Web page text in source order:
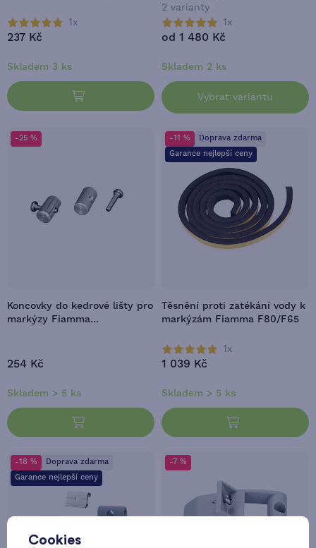
1x
237 Kč
Skladem 3 ks
2 varianty
1x
od 1 480 Kč
Skladem 2 ks
Vybrat variantu
-25 %
Koncovky do kedrové lišty pro
markýzy Fiamma
254 Kč
Skladem > 5 ks
-11 %
Doprava zdarma
Garance nejlepší ceny
Těsnění proti zatékání vody k
markýzám Fiamma F80/F65
1x
1 039 Kč
Skladem > 5 ks
-18 %
Doprava zdarma
Garance nejlepší ceny
-7 %
Cookies